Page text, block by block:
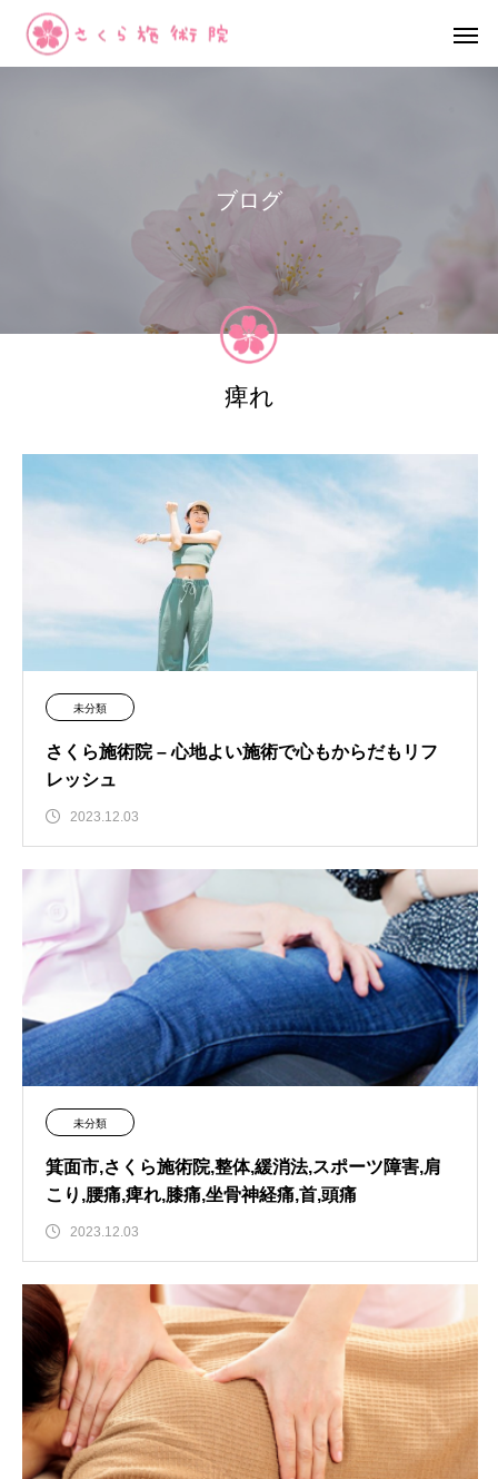
ブロ グ
痺れ
未分類
さくら施術院 – 心地よい施術で心もからだもリフ
レッシュ
2023.12.03
未分類
箕面市,さくら施術院,整体,緩消法,スポーツ障害,肩
こり,腰痛,痺れ,膝痛,坐骨神経痛,首,頭痛
2023.12.03